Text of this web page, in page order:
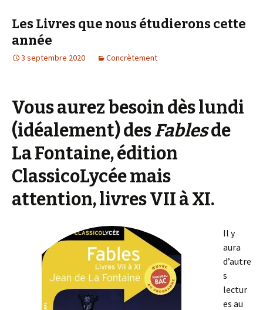
Les Livres que nous étudierons cette
année
3 septembre 2020 Concrètement
Vous aurez besoin dès lundi
(idéalement) desFablesde
La Fontaine, édition
ClassicoLycée mais
attention, livres VII à XI.
Il y
aura
d’autre
s
lectur
es au